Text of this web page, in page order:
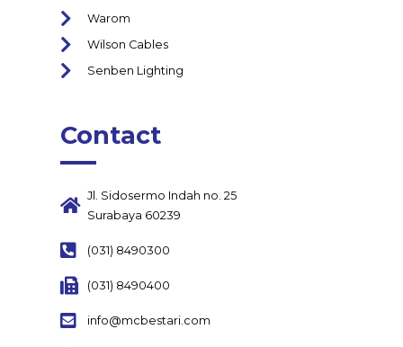
Warom
Wilson Cables
Senben Lighting
Contact
Jl. Sidosermo Indah no. 25
Surabaya 60239
(031) 8490300
(031) 8490400
info@mcbestari.com